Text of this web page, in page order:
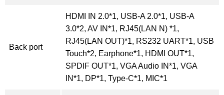
Back port
HDMI IN 2.0*1, USB-A 2.0*1, USB-A
3.0*2, AV IN*1, RJ45(LAN N) *1,
RJ45(LAN OUT)*1, RS232 UART*1, USB
Touch*2, Earphone*1, HDMI OUT*1,
SPDIF OUT*1, VGA Audio IN*1, VGA
IN*1, DP*1, Type-C*1, MIC*1